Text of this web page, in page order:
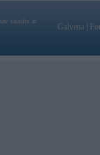
saistīts ar
Galvena